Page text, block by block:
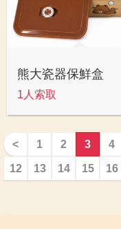
熊大瓷器保鮮盒
1人索取
< 1 2 3 4
12 13 14 15 16